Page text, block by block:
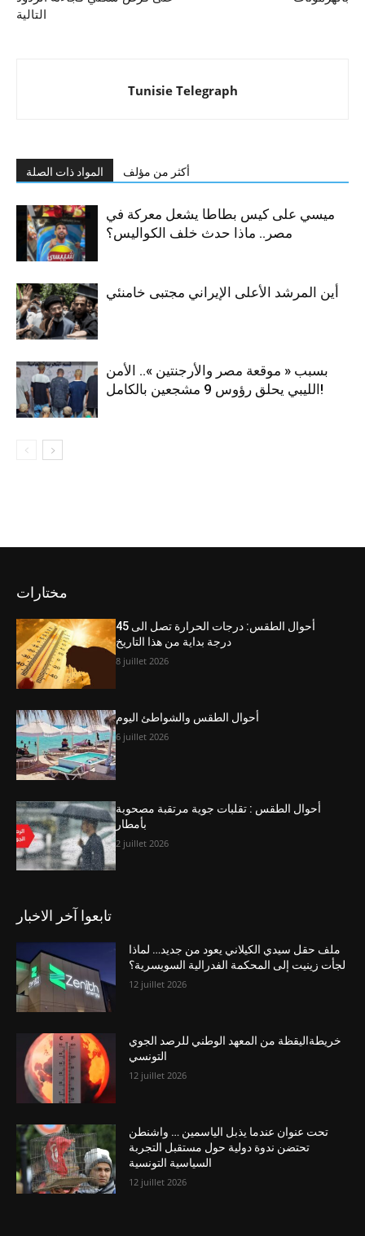
التالية
Tunisie Telegraph
المواد ذات الصلة أكثر من مؤلف
ميسي على كيس بطاطا يشعل معركة في
مصر.. ماذا حدث خلف الكواليس؟
أين المرشد الأعلى الإيراني مجتبى خامنئي
بسبب « موقعة مصر والأرجنتين ».. الأمن
الليبي يحلق رؤوس 9 مشجعين بالكامل!
مختارات
أحوال الطقس: درجات الحرارة تصل الى 45
درجة بداية من هذا التاريخ
8 juillet 2026
أحوال الطقس والشواطئ اليوم
6 juillet 2026
أحوال الطقس : تقلبات جوية مرتقبة مصحوبة
بأمطار
2 juillet 2026
تابعوا آخر الاخبار
ملف حقل سيدي الكيلاني يعود من جديد… لماذا
لجأت زينيت إلى المحكمة الفدرالية السويسرية؟
12 juillet 2026
خريطةاليقظة من المعهد الوطني للرصد الجوي
التونسي
12 juillet 2026
تحت عنوان عندما يذبل الياسمين … واشنطن
تحتضن ندوة دولية حول مستقبل التجربة
السياسية التونسية
12 juillet 2026